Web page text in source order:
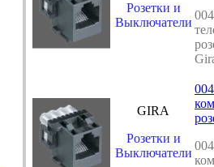
Розетки и
Выключатели
GIRA
Розетки и
Выключатели